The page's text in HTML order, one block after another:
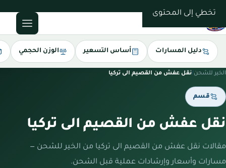
تخطي إلى المحتوى
دليل المسارات أساس التسعير الوزن الحجمي
الخير للشحن/نقل عفش من القصيم الى تركيا
قسم
نقل عفش من القصيم الى تركيا
مقالات نقل عفش من القصيم الى تركيا من الخير للشحن —
مسارات وأسعار وإرشادات عملية قبل الشحن.